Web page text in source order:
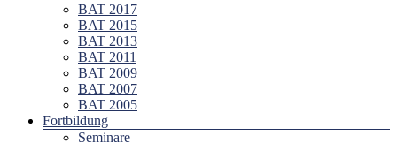
BAT 2017
BAT 2015
BAT 2013
BAT 2011
BAT 2009
BAT 2007
BAT 2005
Fortbildung
Seminare